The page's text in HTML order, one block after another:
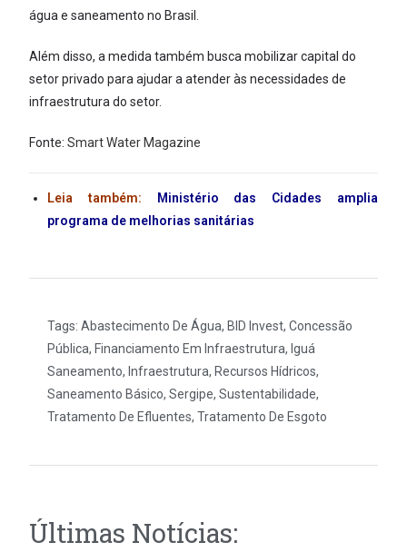
água e saneamento no Brasil.
Além disso, a medida também busca mobilizar capital do
setor privado para ajudar a atender às necessidades de
infraestrutura do setor.
Fonte:Smart Water Magazine
Leia também:
Ministério das Cidades amplia
programa de melhorias sanitárias
Tags:Abastecimento De Água, BID Invest,Concessão
Pública, Financiamento Em Infraestrutura, Iguá
Saneamento, Infraestrutura, Recursos Hídricos,
Saneamento Básico,Sergipe,Sustentabilidade,
Tratamento De Efluentes,Tratamento De Esgoto
Últimas Notícias: